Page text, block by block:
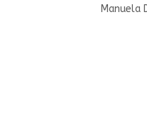
Manuela